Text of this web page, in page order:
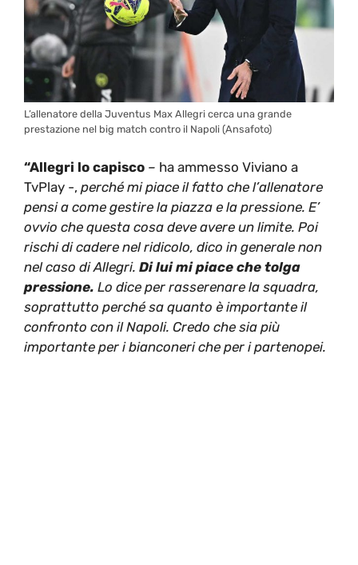
L’allenatore della Juventus Max Allegri cerca una grande
prestazione nel big match contro il Napoli (Ansafoto)
“Allegri lo capisco – ha ammesso Viviano a
TvPlay -, perché mi piace il fatto che l’allenatore
pensi a come gestire la piazza e la pressione. E’
ovvio che questa cosa deve avere un limite. Poi
rischi di cadere nel ridicolo, dico in generale non
nel caso di Allegri. Di lui mi piace che tolga
pressione. Lo dice per rasserenare la squadra,
soprattutto perché sa quanto è importante il
confronto con il Napoli. Credo che sia più
importante per i bianconeri che per i partenopei.